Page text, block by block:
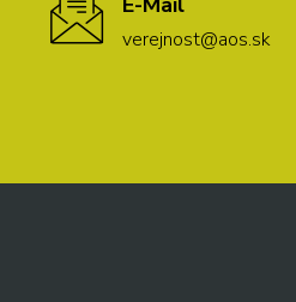
verejnost@aos.sk